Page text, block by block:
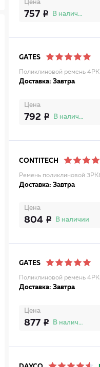
Цена
757 В наличии
GATES
Поликлиновой ремень
Доставка: Завтра
Цена
792 В наличии
CONTITECH
Ремень поликлиновой
Доставка: Завтра
Цена
804 В наличии
GATES
Поликлиновой ремень
Доставка: Завтра
Цена
877 В наличии